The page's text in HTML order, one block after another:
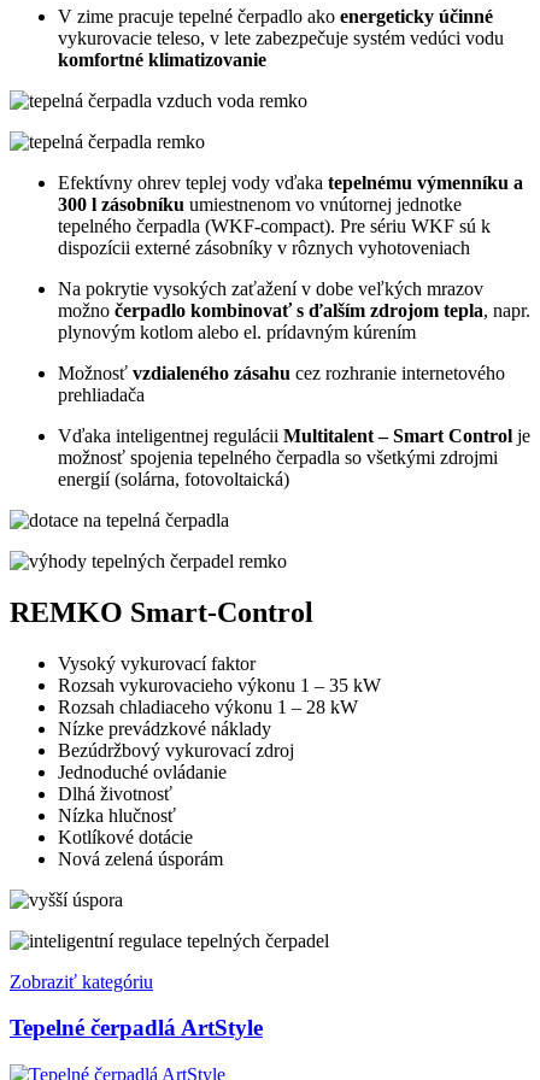
V zime pracuje tepelné čerpadlo ako energeticky účinné
vykurovacie teleso, v lete zabezpečuje systém vedúci vodu
komfortné klimatizovanie​​​​​​​
Efektívny ohrev teplej vody vďaka tepelnému výmenníku a
300 l zásobníku umiestnenom vo vnútornej jednotke
tepelného čerpadla (WKF-compact). Pre sériu WKF sú k
dispozícii externé zásobníky v rôznych vyhotoveniach
Na pokrytie vysokých zaťažení v dobe veľkých mrazov
možno čerpadlo kombinovať s ďalším zdrojom tepla, napr.
plynovým kotlom alebo el. prídavným kúrením
Možnosť vzdialeného zásahu cez rozhranie internetového
prehliadača
Vďaka inteligentnej regulácii Multitalent – Smart Control je
možnosť spojenia tepelného čerpadla so všetkými zdrojmi
energií (solárna, fotovoltaická)
REMKO Smart-Control
Vysoký vykurovací faktor
Rozsah vykurovacieho výkonu 1 – 35 kW
Rozsah chladiaceho výkonu 1 – 28 kW
Nízke prevádzkové náklady
Bezúdržbový vykurovací zdroj
Jednoduché ovládanie
Dlhá životnosť
Nízka hlučnosť
Kotlíkové dotácie
Nová zelená úsporám
Zobraziť kategóriu
Tepelné čerpadlá ArtStyle